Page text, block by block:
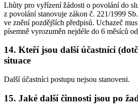
Lhůty pro vyřízení žádosti o povolání do
z povolání stanovuje zákon č. 221/1999
ve znění pozdějších předpisů. Uchazeč
písemně vyrozuměn nejdéle do 6 měsíců
14. Kteří jsou další účastníci
situace
Další účastníci postupu nejsou stanoveni.
15. Jaké další činnosti jsou po